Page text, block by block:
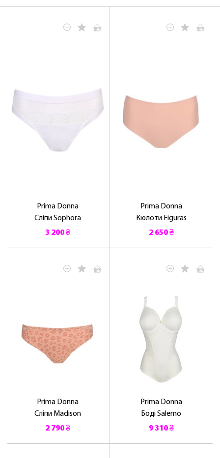
Prima Donna
Сліпи Sophora
3 200 ₴
Prima Donna
Кюлоти Figuras
2 650 ₴
Prima Donna
Сліпи Madison
2 790 ₴
Prima Donna
Боді Salerno
9 310 ₴